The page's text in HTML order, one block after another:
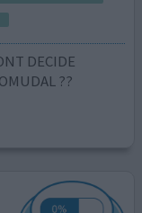
DECIDE
??